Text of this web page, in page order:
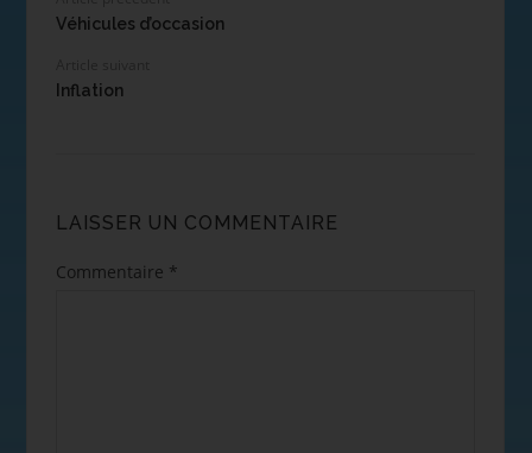
Véhicules d’occasion
Inflation
LAISSER UN COMMENTAIRE
Commentaire *